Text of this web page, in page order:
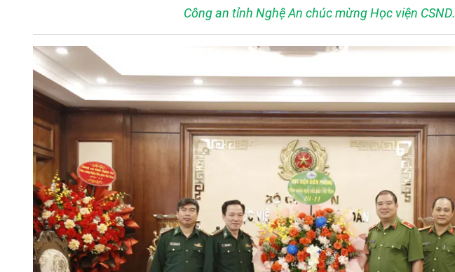
Công an tỉnh Nghệ An chúc mừng Học viện CSND.